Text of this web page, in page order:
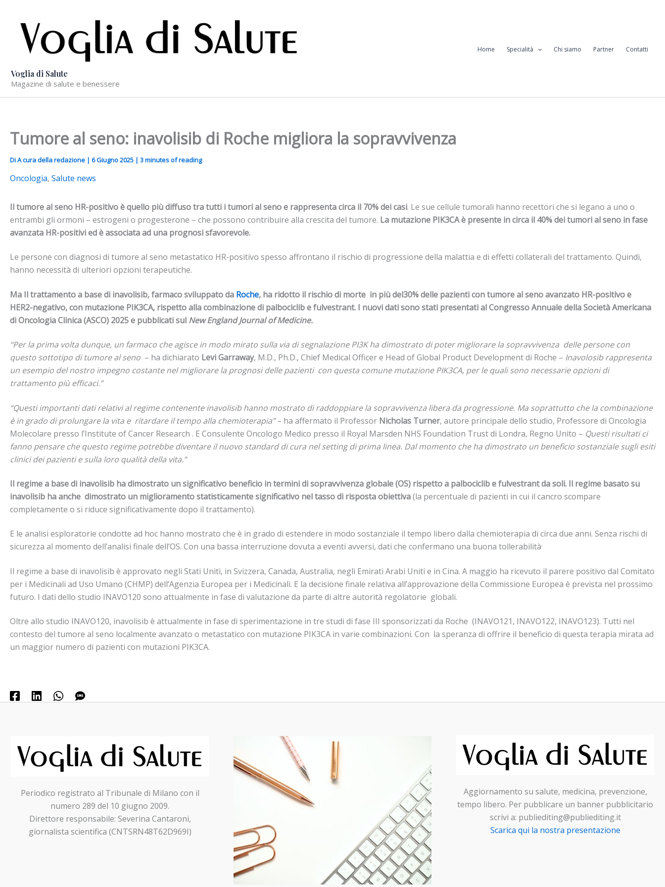
contenuto
Voglia di Salute
Magazine di salute e benessere
Home Specialità Chi siamo Partner Contatti
Tumore al seno: inavolisib di Roche migliora la sopravvivenza
DiA cura della redazione | 6 Giugno 2025 | 3 minutes of reading
Oncologia, Salute news
Il tumore al seno HR-positivo è quello più diffuso tra tutti i tumori al seno e rappresenta circa il 70% dei casi. Le sue cellule tumorali hanno recettori che si legano a uno o
entrambi gli ormoni – estrogeni o progesterone – che possono contribuire alla crescita del tumore. La mutazione PIK3CA è presente in circa il 40% dei tumori al seno in fase
avanzata HR-positivi ed è associata ad una prognosi sfavorevole.
Le persone con diagnosi di tumore al seno metastatico HR-positivo spesso affrontano il rischio di progressione della malattia e di effetti collaterali del trattamento. Quindi,
hanno necessità di ulteriori opzioni terapeutiche.
Ma Il trattamento a base di inavolisib, farmaco sviluppato da Roche, ha ridotto il rischio di morte in più del30% delle pazienti con tumore al seno avanzato HR-positivo e
HER2-negativo, con mutazione PIK3CA, rispetto alla combinazione di palbociclib e fulvestrant. I nuovi dati sono stati presentati al Congresso Annuale della Società Americana
di Oncologia Clinica (ASCO) 2025 e pubblicati sul New England Journal of Medicine.
“Per la prima volta dunque, un farmaco che agisce in modo mirato sulla via di segnalazione PI3K ha dimostrato di poter migliorare la sopravvivenza delle persone con
questo sottotipo di tumore al seno – ha dichiarato Levi Garraway, M.D., Ph.D., Chief Medical Officer e Head of Global Product Development di Roche – Inavolosib rappresenta
un esempio del nostro impegno costante nel migliorare la prognosi delle pazienti con questa comune mutazione PIK3CA, per le quali sono necessarie opzioni di
trattamento più efficaci.”
“Questi importanti dati relativi al regime contenente inavolisib hanno mostrato di raddoppiare la sopravvivenza libera da progressione. Ma soprattutto che la combinazione
è in grado di prolungare la vita e ritardare il tempo alla chemioterapia”– ha affermato il Professor Nicholas Turner, autore principale dello studio, Professore di Oncologia
Molecolare presso l’Institute of Cancer Research . E Consulente Oncologo Medico presso il Royal Marsden NHS Foundation Trust di Londra, Regno Unito – Questi risultati ci
fanno pensare che questo regime potrebbe diventare il nuovo standard di cura nel setting di prima linea. Dal momento che ha dimostrato un beneficio sostanziale sugli esiti
clinici dei pazienti e sulla loro qualità della vita.”
Il regime a base di inavolisib ha dimostrato un significativo beneficio in termini di sopravvivenza globale (OS) rispetto a palbociclib e fulvestrant da soli. Il regime basato su
inavolisib ha anche dimostrato un miglioramento statisticamente significativo nel tasso di risposta obiettiva(la percentuale di pazienti in cui il cancro scompare
completamente o si riduce significativamente dopo il trattamento).
E le analisi esploratorie condotte ad hoc hanno mostrato che è in grado di estendere in modo sostanziale il tempo libero dalla chemioterapia di circa due anni. Senza rischi di
sicurezza al momento dell’analisi finale dell’OS. Con una bassa interruzione dovuta a eventi avversi, dati che confermano una buona tollerabilità.
Il regime a base di inavolisib è approvato negli Stati Uniti, in Svizzera, Canada, Australia, negli Emirati Arabi Uniti e in Cina. A maggio ha ricevuto il parere positivo dal Comitato
per i Medicinali ad Uso Umano (CHMP) dell’Agenzia Europea per i Medicinali. E la decisione finale relativa all’approvazione della Commissione Europea è prevista nel prossimo
futuro. I dati dello studio INAVO120 sono attualmente in fase di valutazione da parte di altre autorità regolatorie globali.
Oltre allo studio INAVO120, inavolisib è attualmente in fase di sperimentazione in tre studi di fase III sponsorizzati da Roche (INAVO121, INAVO122, INAVO123). Tutti nel
contesto del tumore al seno localmente avanzato o metastatico con mutazione PIK3CA in varie combinazioni. Con la speranza di offrire il beneficio di questa terapia mirata ad
un maggior numero di pazienti con mutazioni PIK3CA.
Periodico registrato al Tribunale di Milano con il
numero 289 del 10 giugno 2009.
Direttore responsabile: Severina Cantaroni,
giornalista scientifica (CNTSRN48T62D969I)
Aggiornamento su salute, medicina, prevenzione,
tempo libero. Per pubblicare un banner pubblicitario
scrivi a: publiediting@publiediting.it
Scarica qui la nostra presentazione